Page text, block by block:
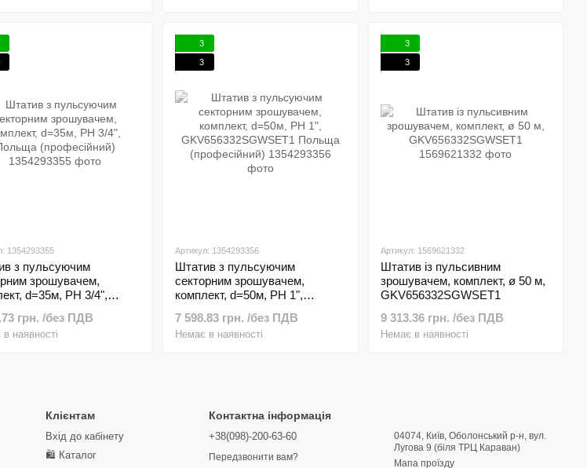
1354293355
з пульсуючим
зрошувачем,
d=35м, РН 3/4",
грн. /без ПДВ
наявності
3
3
Артикул: 1354293356
Штатив з пульсуючим
секторним зрошувачем,
комплект, d=50м, РН 1",
(професійний)
7 598.83 грн. /без ПДВ
Немає в наявності
3
3
Артикул: 1569621332
Штатив із пульсивним
зрошувачем, комплект, ø 50 м,
GKV656332SGWSET1
9 313.36 грн. /без ПДВ
Немає в наявності
Клієнтам
Вхід до кабінету
🛍️ Каталог
Контактна інформація
+38(098)-200-63-60
Передзвонити вам?
04074, Київ, Оболонський р-н, вул.
Лугова 9 (біля ТРЦ Караван)
Мапа проїзду